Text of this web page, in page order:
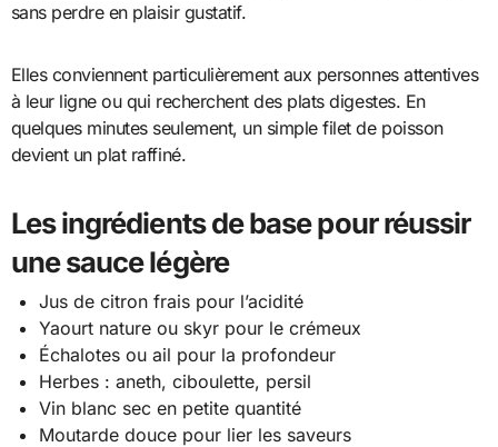
sans perdre en plaisir gustatif.
Elles conviennent particulièrement aux personnes attentives
à leur ligne ou qui recherchent des plats digestes. En
quelques minutes seulement, un simple filet de poisson
devient un plat raffiné.
Les ingrédients de base pour réussir
une sauce légère
Jus de citron frais pour l’acidité
Yaourt nature ou skyr pour le crémeux
Échalotes ou ail pour la profondeur
Herbes : aneth, ciboulette, persil
Vin blanc sec en petite quantité
Moutarde douce pour lier les saveurs